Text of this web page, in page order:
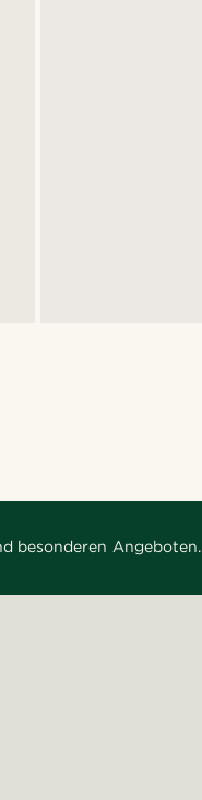
besonderen Angeboten.